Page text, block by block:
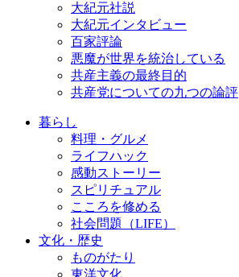
大紀元社説
大紀元インタビュー
百家評論
悪魔が世界を統治している
共産主義の最終目的
共産党についての九つの論評
暮らし
料理・グルメ
ライフハック
感動ストーリー
スピリチュアル
こころを修める
社会問題（LIFE）
文化・歴史
ものがたり